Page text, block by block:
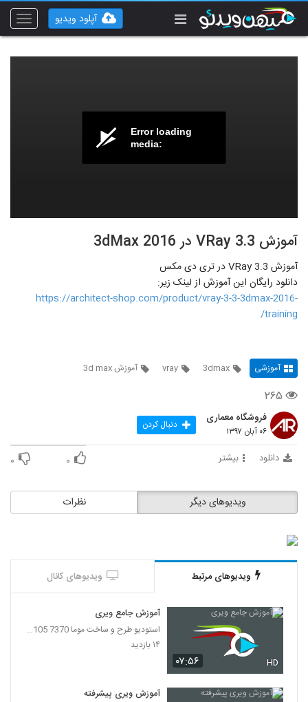
Toggle
آپلود ویدیو
Error loading
media:
آموزش VRay 3.3 در 3dMax 2016
آموزش VRay 3.3 در تری دی مکس
دانلود رایگان این آموزش از لینک زیر:
https://architect-shop.com/product/vray-3-3-3dmax-2016-
training/
آموزشی 3dmax
vray آموزش 3d max
۲۶۵
فروشگاه معماری
۰۶ آبان ۱۳۹۷ دنبال کردن
دانلود بیشتر ۰ ۰
نظرات ویدیوهای دیگر
ویدیوهای مرتبط ویدیوهای کانال
۰۷:۵۶ HD
آموزش جامع ویری
استودیو طرح و ساخت موما 7370 7105-021
۱۴ بازدید
آموزش ویری پیشرفته